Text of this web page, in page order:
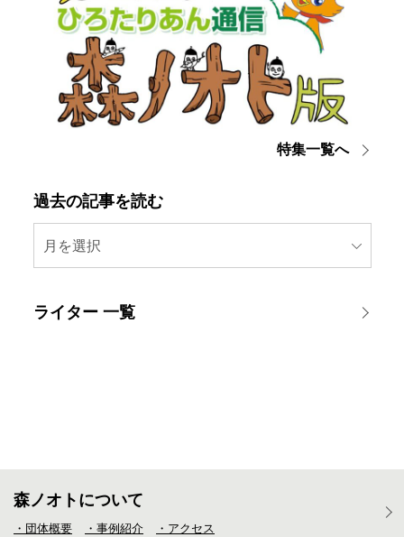
特集一覧へ
過去の記事を読む
月を選択
ライター 一覧
森ノオトについて
・団体概要 ・事例紹介 ・アクセス